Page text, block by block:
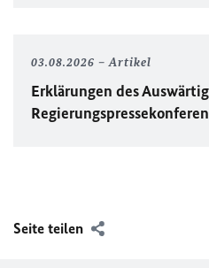
03.08.2026 Artikel
Erklärungen des
Seite teilen